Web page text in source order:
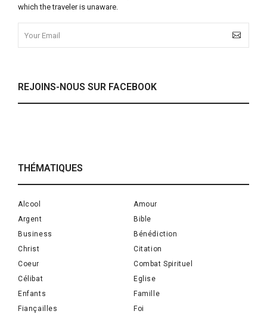
which the traveler is unaware.
REJOINS-NOUS SUR FACEBOOK
THÉMATIQUES
Alcool
Amour
Argent
Bible
Business
Bénédiction
Christ
Citation
Coeur
Combat Spirituel
Célibat
Eglise
Enfants
Famille
Fiançailles
Foi